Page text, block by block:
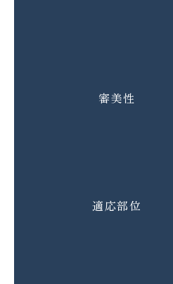
審美性
適応部位